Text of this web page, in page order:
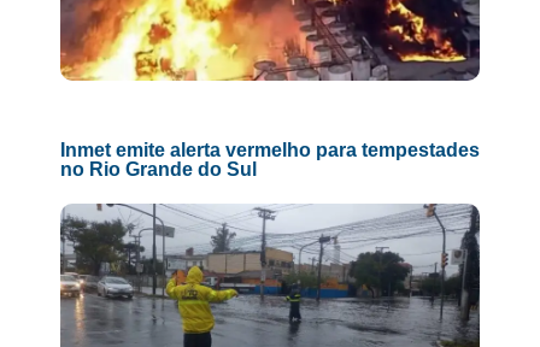
Inmet emite alerta vermelho para tempestades
no Rio Grande do Sul